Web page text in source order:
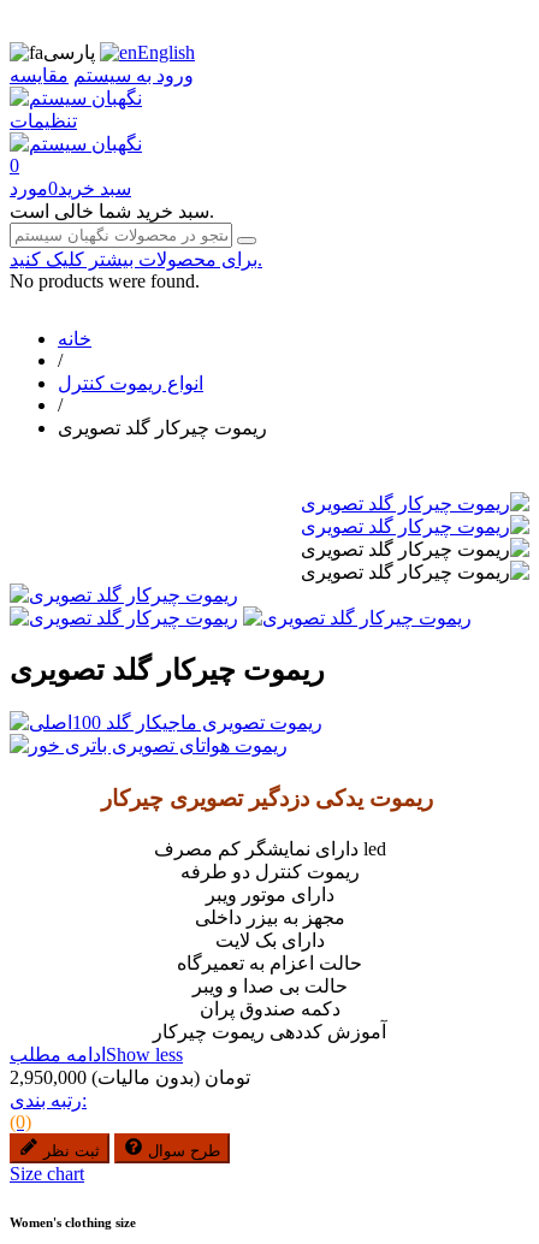
پارسی
English
ورود به سیستم مقایسه
تنظیمات
0
سبد خرید0مورد
سبد خرید شما خالی است.
برای محصولات بیشتر کلیک کنید.
No products were found.
خانه
/
انواع ریموت کنترل
/
ریموت چیرکار گلد تصویری
ریموت چیرکار گلد تصویری
ریموت یدکی دزدگیر تصویری چیرکار
دارای نمایشگر کم مصرف led
ریموت کنترل دو طرفه
دارای موتور ویبر
مجهز به بیزر داخلی
دارای بک لایت
حالت اعزام به تعمیرگاه
حالت بی صدا و ویبر
دکمه صندوق پران
آموزش کددهی ریموت چیرکار
ادامه مطلب Show less
2,950,000 تومان (بدون مالیات)
رتبه بندی:
(0)
ثبت نظر طرح سوال
Size chart
Women's clothing size